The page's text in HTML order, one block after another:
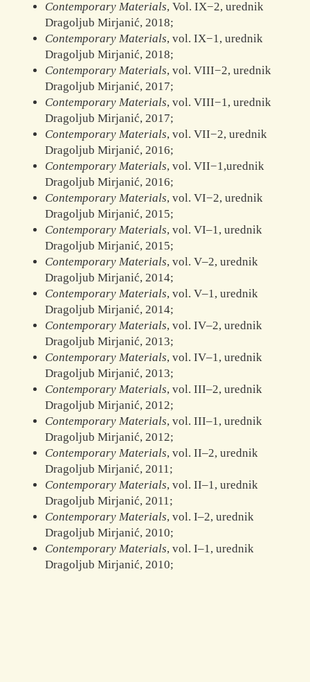
Contemporary Materials, Vol. IX−2, urednik
Dragoljub Mirjanić, 2018;
Contemporary Materials, vol. IX−1, urednik
Dragoljub Mirjanić, 2018;
Contemporary Materials, vol. VIII−2, urednik
Dragoljub Mirjanić, 2017;
Contemporary Materials, vol. VIII−1, urednik
Dragoljub Mirjanić, 2017;
Contemporary Materials, vol. VII−2, urednik
Dragoljub Mirjanić, 2016;
Contemporary Materials, vol. VII−1,urednik
Dragoljub Mirjanić, 2016;
Contemporary Materials, vol. VI−2, urednik
Dragoljub Mirjanić, 2015;
Contemporary Materials, vol. VI–1, urednik
Dragoljub Mirjanić, 2015;
Contemporary Materials, vol. V–2, urednik
Dragoljub Mirjanić, 2014;
Contemporary Materials, vol. V–1, urednik
Dragoljub Mirjanić, 2014;
Contemporary Materials, vol. IV–2, urednik
Dragoljub Mirjanić, 2013;
Contemporary Materials, vol. IV–1, urednik
Dragoljub Mirjanić, 2013;
Contemporary Materials, vol. III–2, urednik
Dragoljub Mirjanić, 2012;
Contemporary Materials, vol. III–1, urednik
Dragoljub Mirjanić, 2012;
Contemporary Materials, vol. II–2, urednik
Dragoljub Mirjanić, 2011;
Contemporary Materials, vol. II–1, urednik
Dragoljub Mirjanić, 2011;
Contemporary Materials, vol. I–2, urednik
Dragoljub Mirjanić, 2010;
Contemporary Materials, vol. I–1, urednik
Dragoljub Mirjanić, 2010;